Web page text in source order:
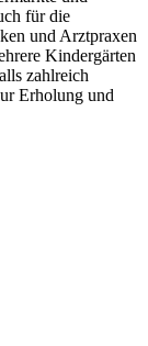
für die
und Arztpraxen
Kindergärten
zahlreich
Erholung und